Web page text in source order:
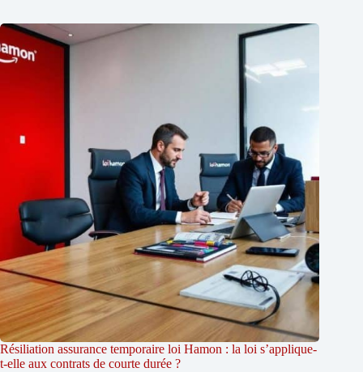
Résiliation assurance temporaire loi Hamon : la loi s’applique-
t-elle aux contrats de courte durée ?